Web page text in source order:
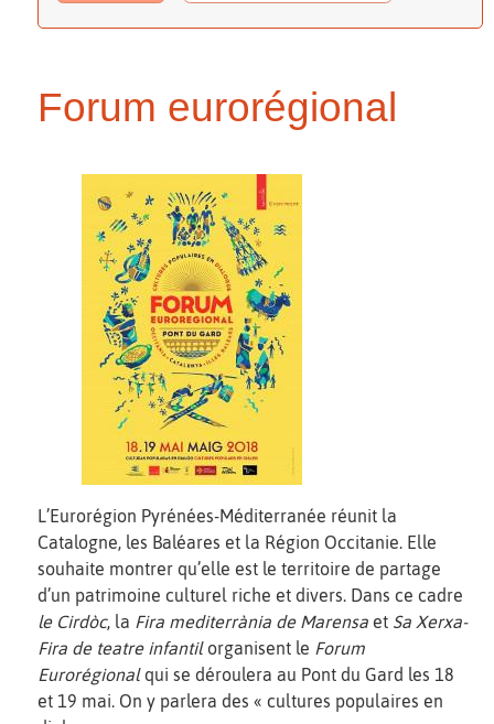
Forum eurorégional
L’Eurorégion Pyrénées-Méditerranée réunit la
Catalogne, les Baléares et la Région Occitanie. Elle
souhaite montrer qu’elle est le territoire de partage
d’un patrimoine culturel riche et divers. Dans ce cadre
le Cirdòc, la Fira mediterrània de Marensa et Sa Xerxa-
Fira de teatre infantilorganisent le Forum
Eurorégionalqui se déroulera au Pont du Gard les 18
et 19 mai. On y parlera des « cultures populaires en